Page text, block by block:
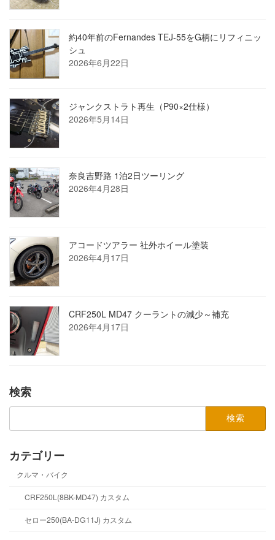
約40年前のFernandes TEJ-55をG柄にリフィニッ
シュ
2026年6月22日
ジャンクストラト再生（P90×2仕様）
2026年5月14日
奈良吉野路 1泊2日ツーリング
2026年4月28日
アコードツアラー 社外ホイール塗装
2026年4月17日
CRF250L MD47 クーラントの減少～補充
2026年4月17日
検索
カテゴリー
クルマ・バイク
CRF250L(8BK-MD47) カスタム
セロー250(BA-DG11J) カスタム